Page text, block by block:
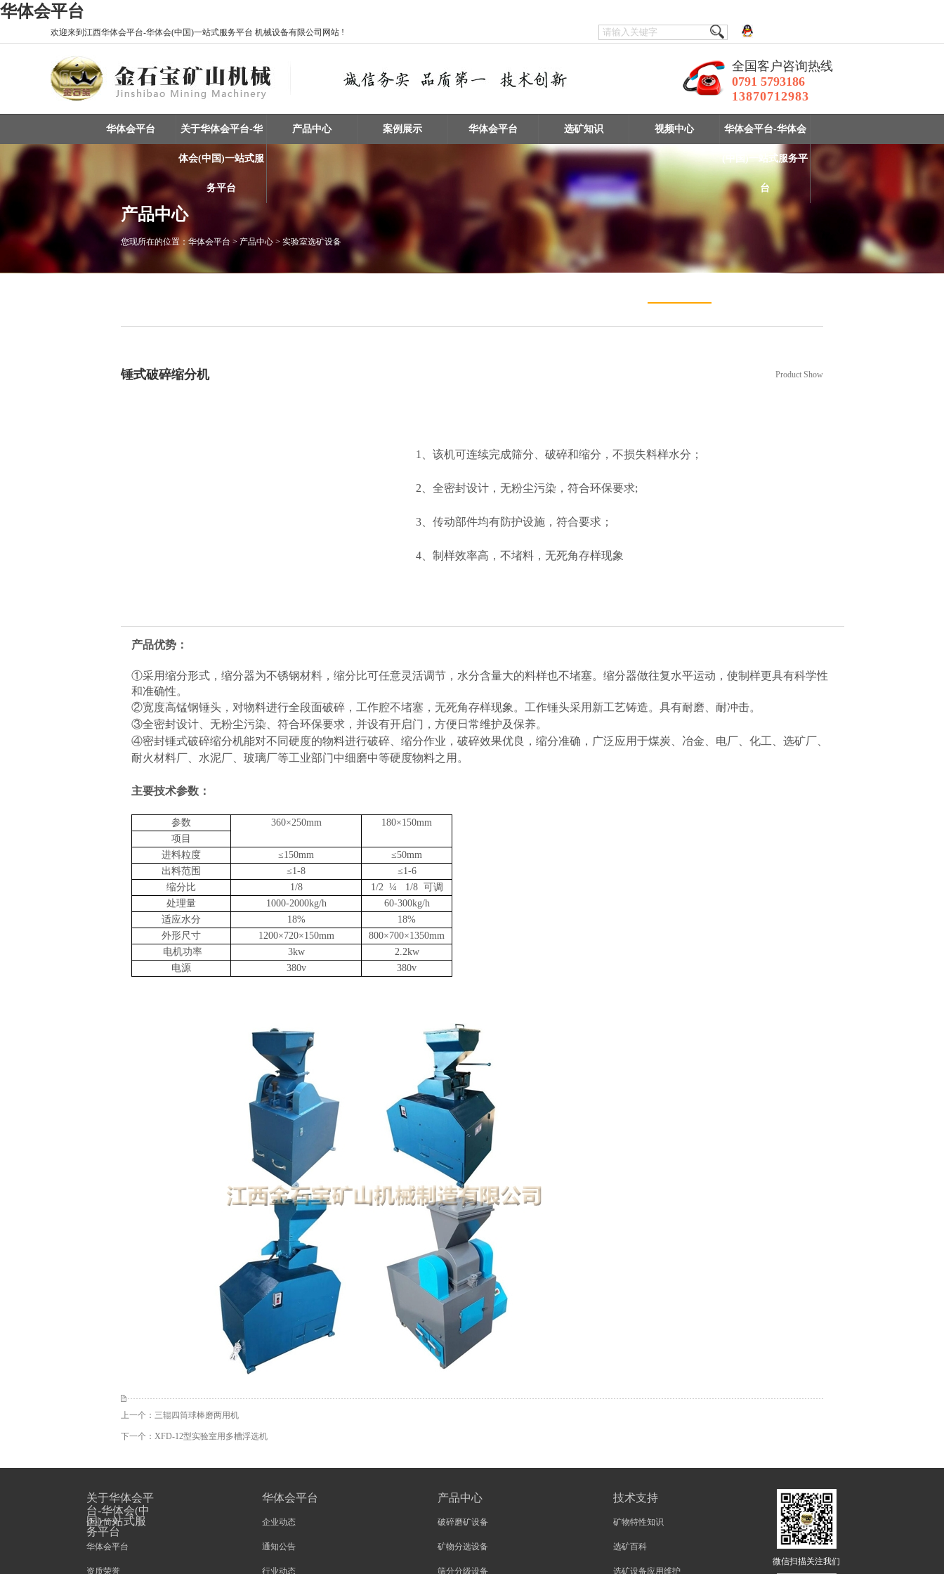
华体会平台
欢迎来到江西华体会平台-华体会(中国)一站式服务平台 机械设备有限公司网站 !
全国客户咨询热线
0791 5793186
13870712983
华体会平台 关于华体会平台-华
体会(中国)一站式服
务平台
产品中心 案例展示 华体会平台 选矿知识 视频中心 华体会平台-华体会
(中国)一站式服务平
台
产品中心
您现所在的位置： 华体会平台 > 产品中心 > 实验室选矿设备
Product Show
锤式破碎缩分机
1 、该机可连续完成筛分、破碎和缩分，不损失料样水分；
2 、全密封设计，无粉尘污染，符合环保要求;
3 、传动部件均有防护设施，符合要求；
4 、制样效率高，不堵料，无死角存样现象
产品优势：
①采用缩分形式，缩分器为不锈钢材料，缩分比可任意灵活调节，水分含量大的料样也不堵塞。缩分器做往复水平运动，使制样更具有科学性
和准确性。
②宽度高锰钢锤头，对物料进行全段面破碎，工作腔不堵塞，无死角存样现象。工作锤头采用新工艺铸造。具有耐磨、耐冲击。
③全密封设计、无粉尘污染、符合环保要求，并设有开启门，方便日常维护及保养。
④密封锤式破碎缩分机能对不同硬度的物料进行破碎、缩分作业，破碎效果优良，缩分准确，广泛应用于煤炭、冶金、电厂、化工、选矿厂、
耐火材料厂、水泥厂、玻璃厂等工业部门中细磨中等硬度物料之用。
主要技术参数：
参数 360×250mm
180×150mm
项目
进料粒度
≤150mm
≤50mm
出料范围
≤1-8
≤1-6
缩分比
1/8
1/2 ¼ 1/8 可调
处理量
1000-2000kg/h
60-300kg/h
适应水分
18%
18%
外形尺寸
1200×720×150mm
800×700×1350mm
电机功率
3kw
2.2kw
电源
380v 380v
上一个： 三辊四筒球棒磨两用机
下一个： XFD-12型实验室用多槽浮选机
关于华体会平
台-华体会(中
国)一站式服
务平台
企业简介
华体会平台
资质荣誉
华体会平台
企业动态
通知公告
行业动态
产品中心
破碎磨矿设备
矿物分选设备
筛分分级设备
技术支持
矿物特性知识
选矿百科
选矿设备应用维护
微信扫描关注我们